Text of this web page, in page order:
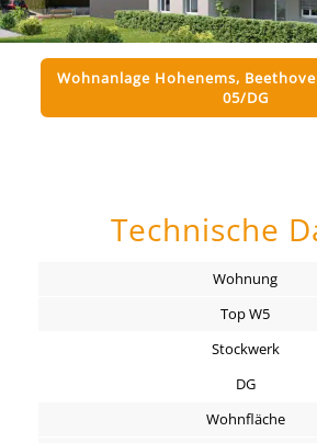
Wohnanlage Hohenems,
05/DG
Technische
Wohnung
Top W5
Stockwerk
DG
Wohnfläche